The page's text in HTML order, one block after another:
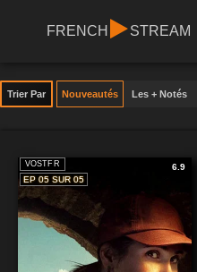
FRENCH STREAM
Trier Par Nouveautés Les + Notés
VOSTFR
6.9
EP 05 SUR 05